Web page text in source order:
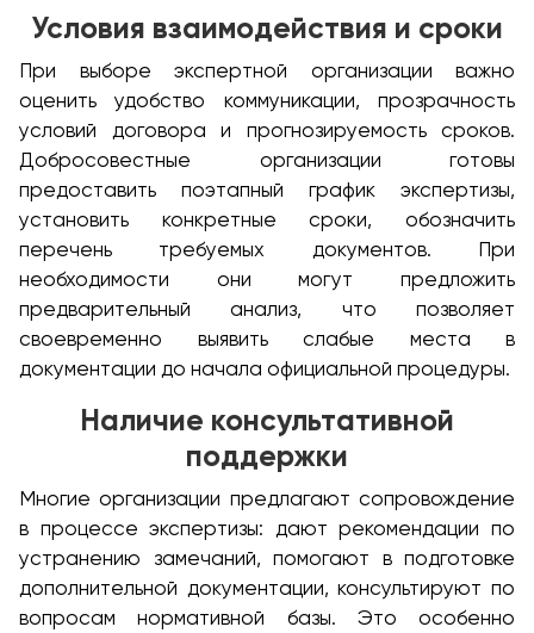
Условия взаимодействия и сроки
При выборе экспертной организации важно
оценить удобство коммуникации, прозрачность
условий договора и прогнозируемость сроков.
Добросовестные организации готовы
предоставить поэтапный график экспертизы,
установить конкретные сроки, обозначить
перечень требуемых документов. При
необходимости они могут предложить
предварительный анализ, что позволяет
своевременно выявить слабые места в
документации до начала официальной процедуры.
Наличие консультативной
поддержки
Многие организации предлагают сопровождение
в процессе экспертизы: дают рекомендации по
устранению замечаний, помогают в подготовке
дополнительной документации, консультируют по
вопросам нормативной базы. Это особенно